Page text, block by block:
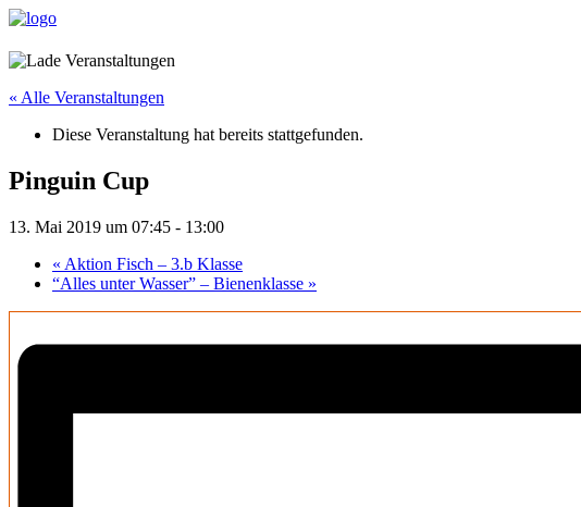
« Alle Veranstaltungen
Diese Veranstaltung hat bereits stattgefunden.
Pinguin Cup
13. Mai 2019 um 07:45 - 13:00
« Aktion Fisch – 3.b Klasse
“Alles unter Wasser” – Bienenklasse »